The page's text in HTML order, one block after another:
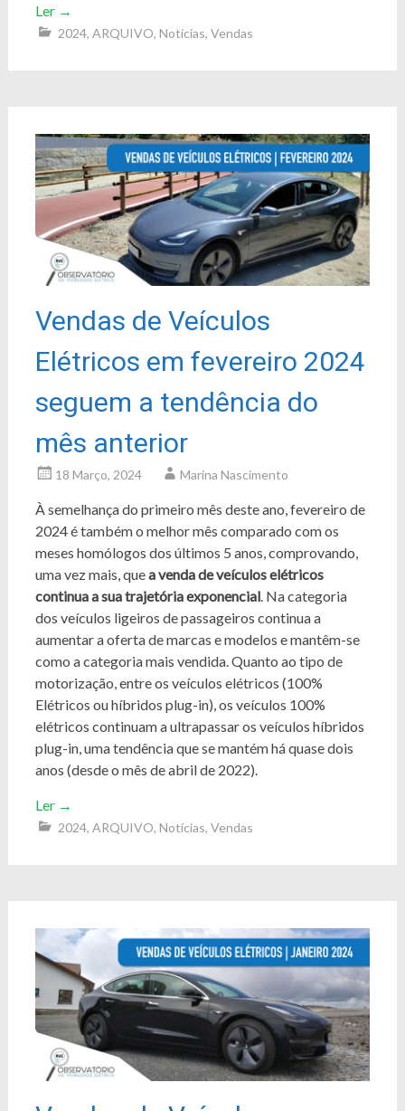
Ler →
2024, ARQUIVO, Notícias, Vendas
Vendas de Veículos
Elétricos em fevereiro 2024
seguem a tendência do
mês anterior
18 Março, 2024 Marina Nascimento
À semelhança do primeiro mês deste ano, fevereiro de
2024 é também o melhor mês comparado com os
meses homólogos dos últimos 5 anos, comprovando,
uma vez mais, quea venda de veículos elétricos
continua a sua trajetória exponencial. Na categoria
dos veículos ligeiros de passageiros continua a
aumentar a oferta de marcas e modelos e mantêm-se
como a categoria mais vendida. Quanto ao tipo de
motorização, entre os veículos elétricos (100%
Elétricos ou híbridos plug-in), os veículos 100%
elétricos continuam a ultrapassar os veículos híbridos
plug-in, uma tendência que se mantém há quase dois
anos (desde o mês de abril de 2022).
Ler →
2024, ARQUIVO, Notícias, Vendas